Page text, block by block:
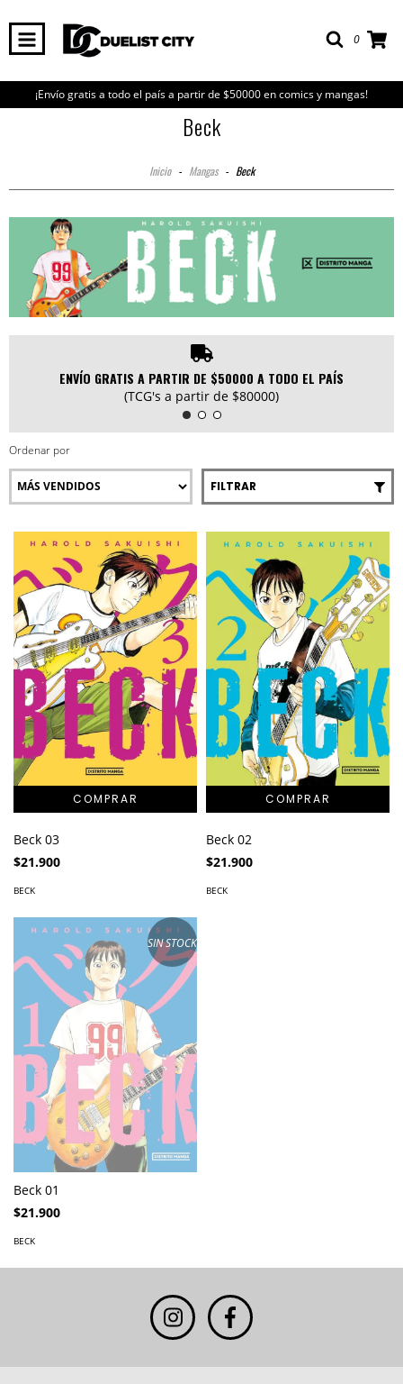
0
¡Envío gratis a todo el país a partir de $50000 en comics y mangas!
Beck
Inicio - Mangas - Beck
ENVÍO GRATIS A PARTIR DE $50000 A TODO EL PAÍS
(TCG's a partir de $80000)
Ordenar por
FILTRAR
Beck 03
$21.900
BECK
Beck 02
$21.900
BECK
SIN STOCK
Beck 01
$21.900
BECK